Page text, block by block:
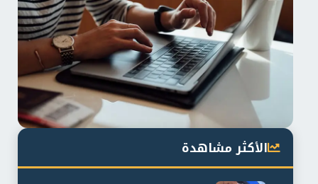
الأكثر مشاهدة